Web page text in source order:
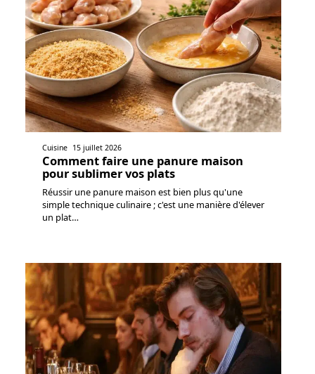
Cuisine 15 juillet 2026
Comment faire une panure maison
pour sublimer vos plats
Réussir une panure maison est bien plus qu'une
simple technique culinaire ; c'est une manière d'élever
un plat…